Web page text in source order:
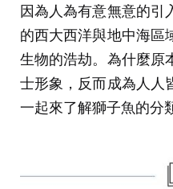
因為人為有意無意的引
的西大西洋與地中海區
生物的浩劫。為什麼原
士形象，反而成為人人
一起來了解獅子魚的分